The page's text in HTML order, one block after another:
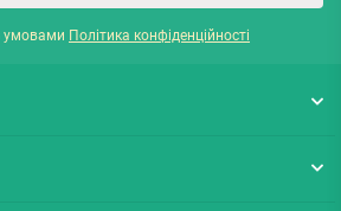
умовами Політика конфіденційності